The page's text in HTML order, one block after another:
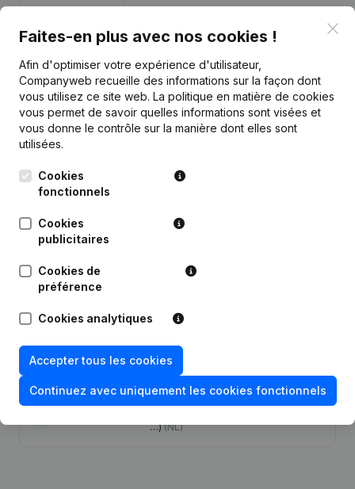
Marge brute 2 327 248 2 302 628
Personnel 31 29,6
02-04-2024
28-06-2023
17-11-2022 Demissions - Nominations
04-10-2012 Demissions - Nominations
…)(NL)
Faites-en plus avec nos cookies !
Afin d'optimiser votre expérience d'utilisateur,
Companyweb recueille des informations sur la façon dont
vous utilisez ce site web. La politique en matière de cookies
vous permet de savoir quelles informations sont visées et
vous donne le contrôle sur la manière dont elles sont
utilisées.
Cookies
fonctionnels
Cookies
publicitaires
Cookies de
préférence
Cookies analytiques
Accepter tous les cookies
Continuez avec uniquement les cookies fonctionnels